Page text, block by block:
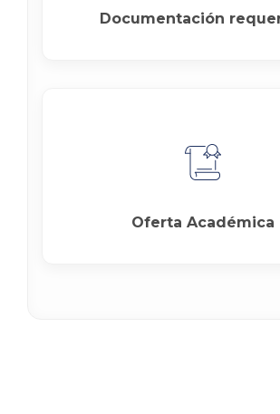
Documentación
Oferta Académica